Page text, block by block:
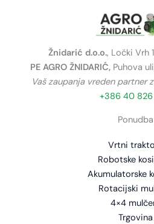
Žnidarić d.o.o., Ločki Vrh
PE AGRO ŽNIDARIĆ, Puhova
Vaš zaupanja vreden partner
+386 40
Ponudba
Vrtni
Robotske
Akumulatorske
Rotacijski
4×4
Trgovina